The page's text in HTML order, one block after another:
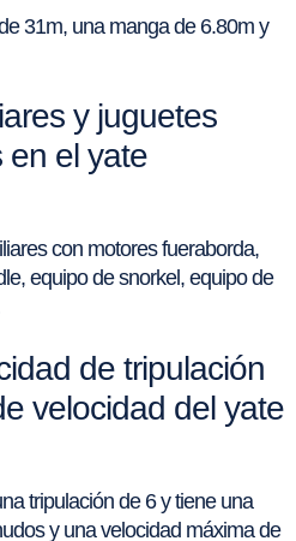
31m, una manga de 6.80m y
y juguetes
en el yate
con motores fueraborda,
equipo de snorkel, equipo de
de tripulación
velocidad del yate
tripulación de 6 y tiene una
y una velocidad máxima de